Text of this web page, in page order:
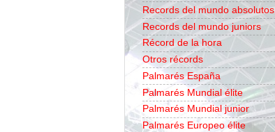
Records del mundo absolutos
Records del mundo juniors
Récord de la hora
Otros récords
Palmarés España
Palmarés Mundial élite
Palmarés Mundial junior
Palmarés Europeo élite